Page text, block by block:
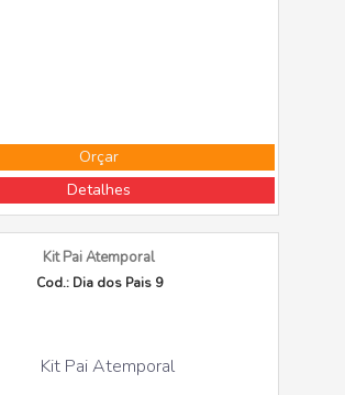
Orçar
Detalhes
Kit Pai Atemporal
Cod.: Dia dos Pais 9